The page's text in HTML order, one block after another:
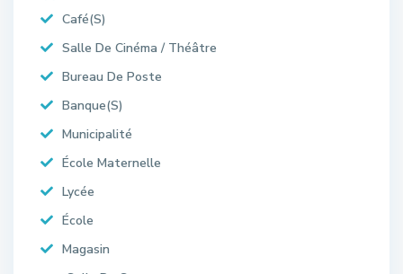
Café(S)
Salle De Cinéma / Théâtre
Bureau De Poste
Banque(S)
Municipalité
École Maternelle
Lycée
École
Magasin